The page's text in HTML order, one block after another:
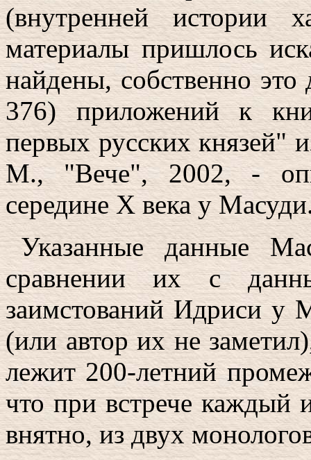
(внутренней истории
материалы пришлось
найдены, собственно это
376) приложений к
первых русских князей"
М., "Вече", 2002, -
середине X века у
Указанные данные
сравнении их с
заимстований Идриси у
(или автор их не
лежит 200-летний
что при встрече каждый
внятно, из двух